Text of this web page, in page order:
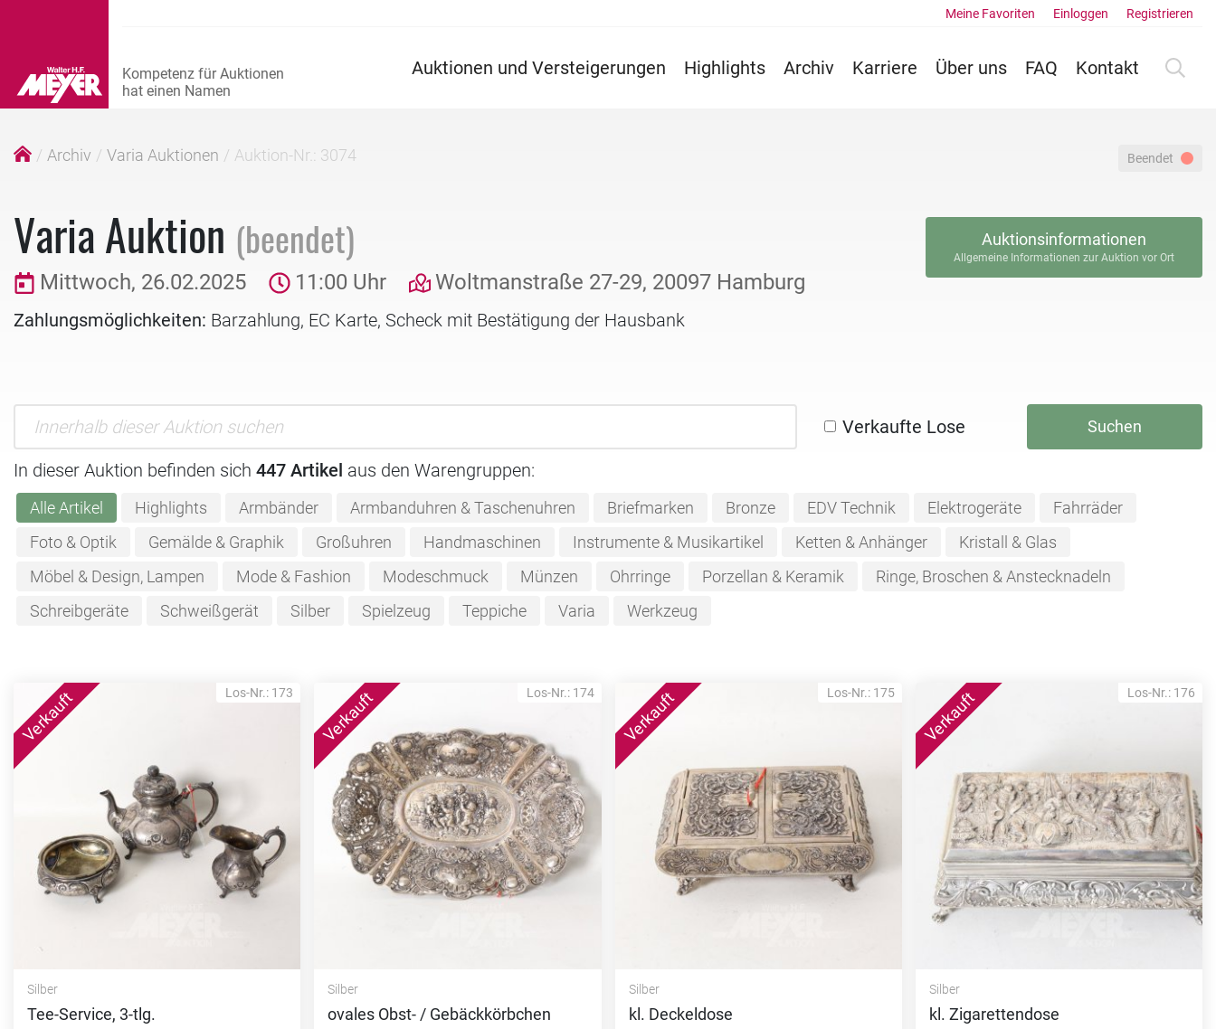
Auktionen und Versteigerungen Highlights Archiv Karriere Über uns FAQ Kontakt
Meine Favoriten Einloggen Registrieren
Archiv Varia Auktionen Auktion-Nr.: 3074 Beendet
Varia Auktion (beendet)
Mittwoch, 26.02.2025 11:00 Uhr Woltmanstraße 27-29, 20097 Hamburg
Zahlungsmöglichkeiten: Barzahlung, EC Karte, Scheck mit Bestätigung der Hausbank
Auktionsinformationen
Allgemeine Informationen zur Auktion vor Ort
Verkaufte Lose Suchen
In dieser Auktion befinden sich 447 Artikel aus den Warengruppen:
Alle Artikel Highlights Armbänder Armbanduhren & Taschenuhren Briefmarken Bronze EDV Technik Elektrogeräte
Fahrräder
Foto & Optik
Gemälde & Graphik Großuhren Handmaschinen Instrumente & Musikartikel Ketten & Anhänger
Kristall & Glas
Möbel & Design, Lampen
Mode & Fashion Modeschmuck Münzen Ohrringe Porzellan & Keramik
Ringe, Broschen & Anstecknadeln
Schreibgeräte
Schweißgerät Silber Spielzeug Teppiche Varia Werkzeug
Los-Nr.: 173
Silber
Tee-Service, 3-tlg.
Los-Nr.: 174
Silber
ovales Obst- / Gebäckkörbchen
Los-Nr.: 175
Silber
kl. Deckeldose
Los-Nr.: 176
Silber
kl. Zigarettendose